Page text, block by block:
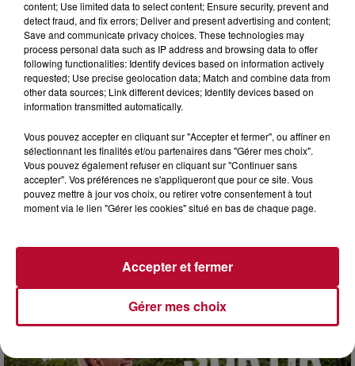
3 août 2026
SOIRÉE DJ PLAYA
content; Use limited data to select content; Ensure security, prevent and
detect fraud, and fix errors; Deliver and present advertising and content;
Save and communicate privacy choices. These technologies may
process personal data such as IP address and browsing data to offer
following functionalities: Identify devices based on information actively
requested; Use precise geolocation data; Match and combine data from
other data sources; Link different devices; Identify devices based on
information transmitted automatically.
Vous pouvez accepter en cliquant sur "Accepter et fermer", ou affiner en
sélectionnant les finalités et/ou partenaires dans "Gérer mes choix".
Vous pouvez également refuser en cliquant sur "Continuer sans
accepter". Vos préférences ne s'appliqueront que pour ce site. Vous
pouvez mettre à jour vos choix, ou retirer votre consentement à tout
moment via le lien "Gérer les cookies" situé en bas de chaque page.
Gérer mes choix
Accepter et fermer